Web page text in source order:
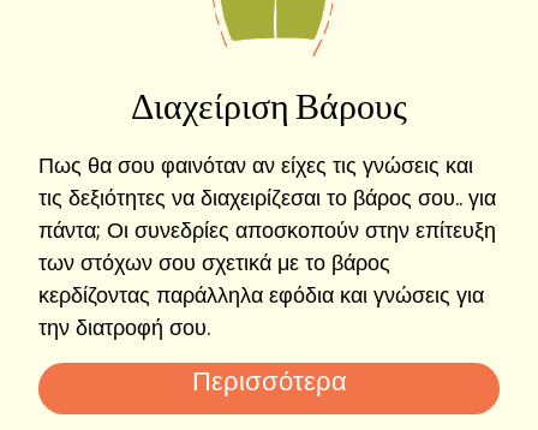
Διαχείριση Βάρους
Πως θα σου φαινόταν αν είχες τις γνώσεις και
τις δεξιότητες να διαχειρίζεσαι το βάρος σου.. για
πάντα; Οι συνεδρίες αποσκοπούν στην επίτευξη
των στόχων σου σχετικά με το βάρος
κερδίζοντας παράλληλα εφόδια και γνώσεις για
την διατροφή σου.
Περισσότερα